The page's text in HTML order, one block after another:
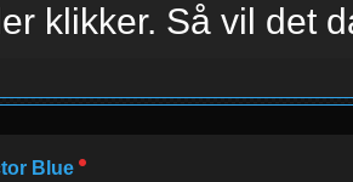
klikker. Så vil det
Blue